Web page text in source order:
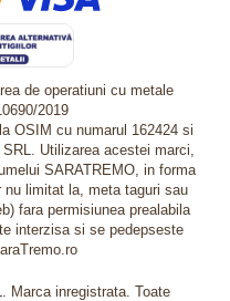
de operatiuni cu metale
2019
OSIM cu numarul 162424 si
Utilizarea acestei marci,
SARATREMO, in forma
limitat la, meta taguri sau
fara permisiunea prealabila
interzisa si se pedepseste
Marca inregistrata. Toate